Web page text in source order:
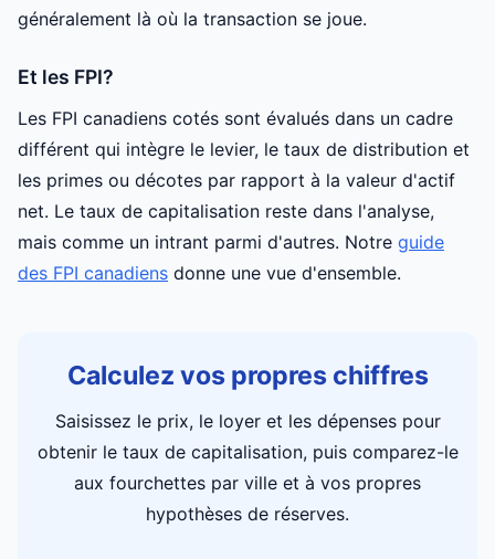
généralement là où la transaction se joue.
Et les FPI?
Les FPI canadiens cotés sont évalués dans un cadre
différent qui intègre le levier, le taux de distribution et
les primes ou décotes par rapport à la valeur d'actif
net. Le taux de capitalisation reste dans l'analyse,
mais comme un intrant parmi d'autres. Notre guide
des FPI canadiens donne une vue d'ensemble.
Calculez vos propres chiffres
Saisissez le prix, le loyer et les dépenses pour
obtenir le taux de capitalisation, puis comparez-le
aux fourchettes par ville et à vos propres
hypothèses de réserves.